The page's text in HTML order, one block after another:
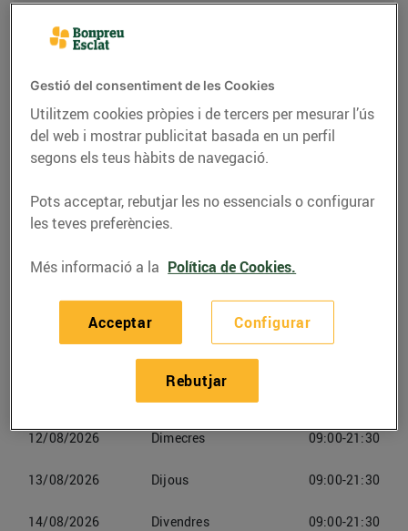
Av. Sant Ignasi de Loiola, 10 (08912) Badalona
Telèfon
936896310
Trucar-hi
Horaris Bonpreu Badalona
09/08/2026
12/08/2026 Dimecres 09:00-21:30
13/08/2026 Dijous 09:00-21:30
14/08/2026 Divendres 09:00-21:30
Gestió del consentiment de les Cookies
Utilitzem cookies pròpies i de tercers per mesurar l’ús
del web i mostrar publicitat basada en un perfil
segons els teus hàbits de navegació.
Pots acceptar, rebutjar les no essencials o configurar
les teves preferències.
Més informació a la Política de Cookies.
Configurar
Rebutjar
Acceptar